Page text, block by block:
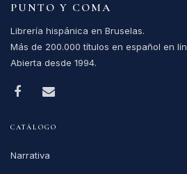
PUNTO Y COMA
Librería hispánica en Bruselas.
Más de 200.000 títulos en español en
Abierta desde 1994.
CATÁLOGO
Narrativa